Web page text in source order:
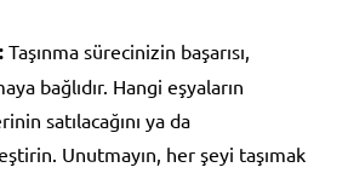
Taşınma sürecinizin başarısı,
bağlıdır. Hangi eşyaların
satılacağını ya da
Unutmayın, her şeyi taşımak